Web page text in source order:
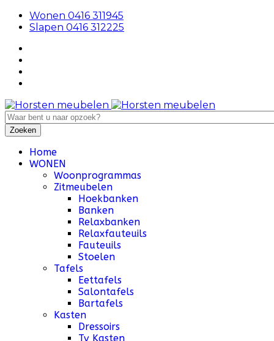
Wonen 0416 311945
Slapen 0416 312225
Home
WONEN
Woonprogrammas
Zitmeubelen
Hoekbanken
Banken
Relaxbanken
Relaxfauteuils
Fauteuils
Stoelen
Tafels
Eettafels
Salontafels
Bartafels
Kasten
Dressoirs
Tv Kasten